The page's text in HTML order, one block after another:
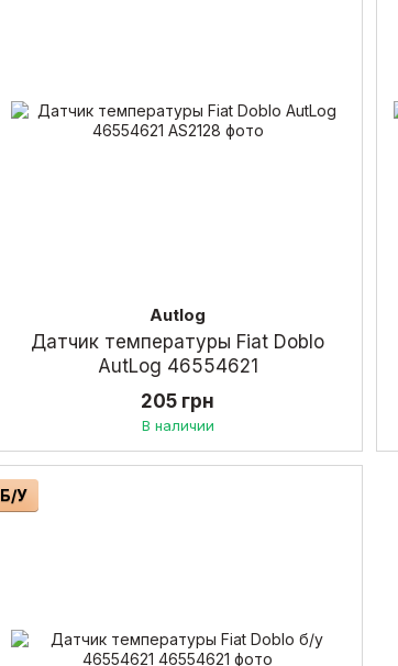
Autlog
Датчик температуры Fiat Doblo
AutLog 46554621
205 грн
В наличии
Б/У